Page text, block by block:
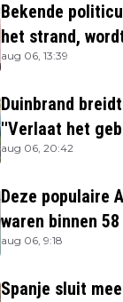
Bekende
het strand,
aug 06, 13:39
Duinbrand
''Verlaat het
aug 06, 20:42
Deze populaire
waren binnen
uitverkocht zijn
aug 06, 9:18
Spanje sluit